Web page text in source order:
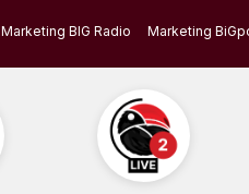
Marketing BIG Radio Marketing